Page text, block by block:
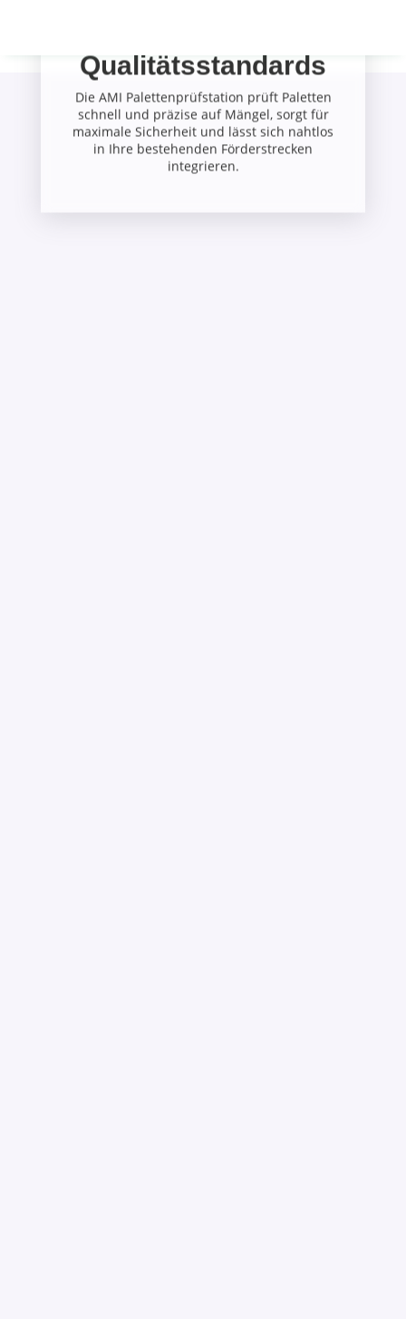
Qualitätsstandards
Die AMI Palettenprüfstation prüft Paletten
schnell und präzise auf Mängel, sorgt für
maximale Sicherheit und lässt sich nahtlos
in Ihre bestehenden Förderstrecken
integrieren.